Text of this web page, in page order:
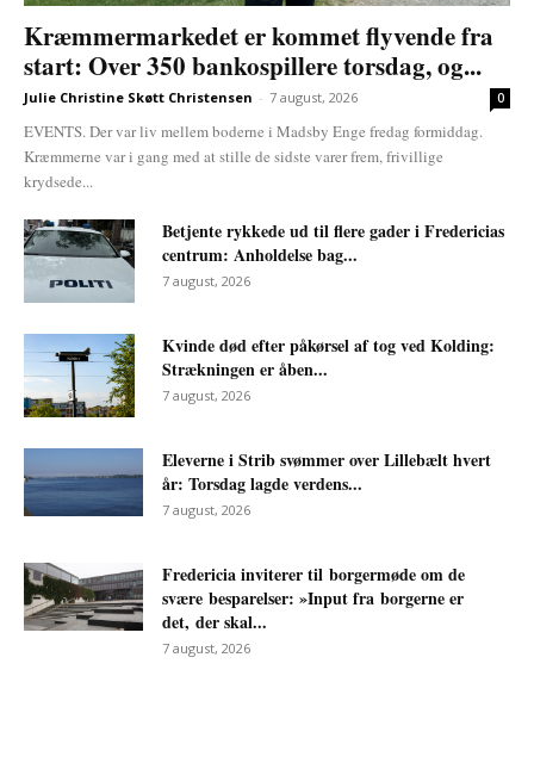
Kræmmermarkedet er kommet flyvende fra
start: Over 350 bankospillere torsdag, og...
Julie Christine Skøtt Christensen - 7 august, 2026 0
EVENTS. Der var liv mellem boderne i Madsby Enge fredag formiddag.
Kræmmerne var i gang med at stille de sidste varer frem, frivillige
krydsede...
Betjente rykkede ud til flere gader i Fredericias
centrum: Anholdelse bag...
7 august, 2026
Kvinde død efter påkørsel af tog ved Kolding:
Strækningen er åben...
7 august, 2026
Eleverne i Strib svømmer over Lillebælt hvert
år: Torsdag lagde verdens...
7 august, 2026
Fredericia inviterer til borgermøde om de
svære besparelser: »Input fra borgerne er
det, der skal...
7 august, 2026